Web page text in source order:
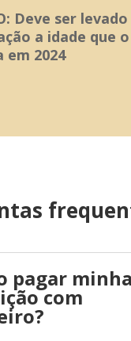
Deve ser
a idade que
em 2024
pagar minha
com